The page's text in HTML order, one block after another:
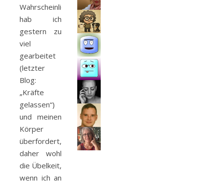
Wahrscheinlich
hab ich
gestern zu
viel
gearbeitet
(letzter
Blog:
„Kräfte
gelassen“)
und meinen
Körper
überfordert,
daher wohl
die Übelkeit,
wenn ich an